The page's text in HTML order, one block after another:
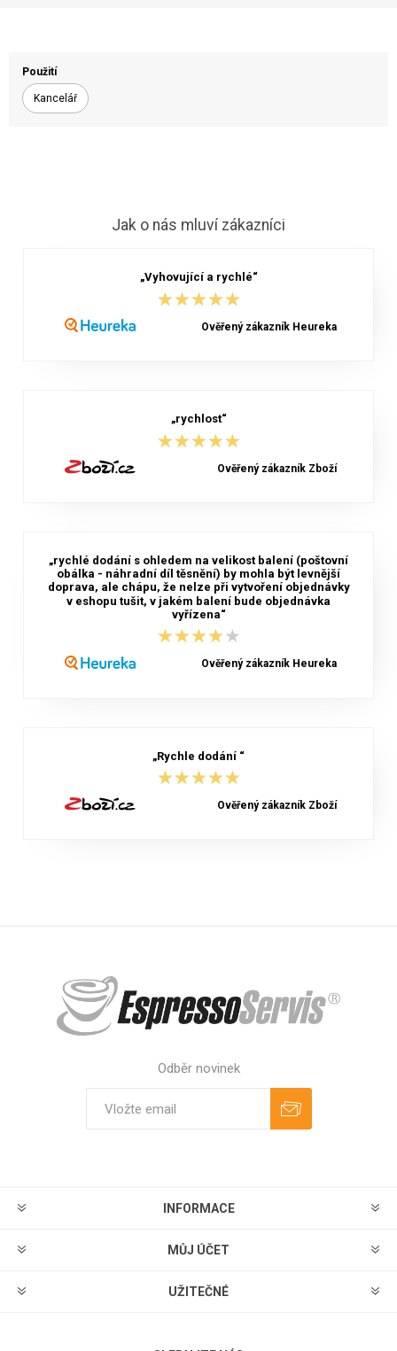
Použití
Kancelář
Jak o nás mluví zákazníci
„Vyhovující a rychlé“
★★★★★
★★★★★
Ověřený zákazník Heureka
„rychlost“
★★★★★
★★★★★
Ověřený zákazník Zboží
„rychlé dodání s ohledem na velikost balení (poštovní
obálka - náhradní díl těsnění) by mohla být levnější
doprava, ale chápu, že nelze při vytvoření objednávky
v eshopu tušit, v jakém balení bude objednávka
vyřízena“
★★★★★
★★★★★
Ověřený zákazník Heureka
„Rychle dodání “
★★★★★
★★★★★
Ověřený zákazník Zboží
Odběr novinek
INFORMACE
MŮJ ÚČET
UŽITEČNÉ